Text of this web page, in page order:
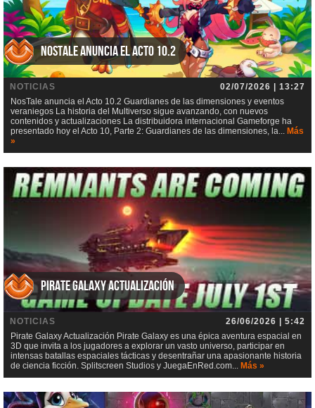
NosTale anuncia el Acto 10.2
NOTICIAS
02/07/2026 | 13:27
NosTale anuncia el Acto 10.2 Guardianes de las dimensiones y eventos
veraniegos La historia del Multiverso sigue avanzando, con nuevos
contenidos y actualizaciones La distribuidora internacional Gameforge ha
presentado hoy el Acto 10, Parte 2: Guardianes de las dimensiones, la... Más
»
Pirate Galaxy Actualización
NOTICIAS
26/06/2026 | 5:42
Pirate Galaxy Actualización Pirate Galaxy es una épica aventura espacial en
3D que invita a los jugadores a explorar un vasto universo, participar en
intensas batallas espaciales tácticas y desentrañar una apasionante historia
de ciencia ficción. Splitscreen Studios y JuegaEnRed.com... Más »